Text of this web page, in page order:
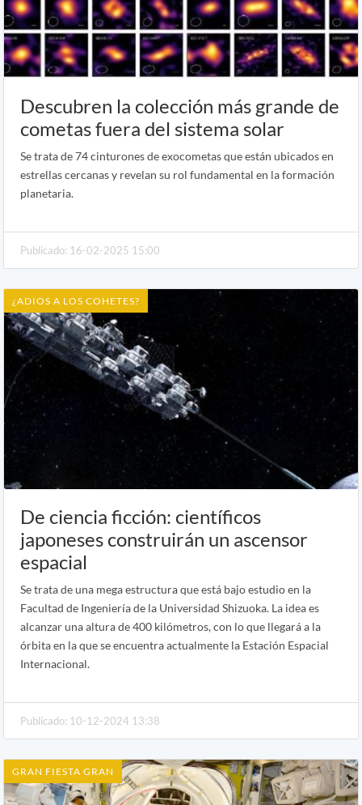
Descubren la colección más grande de
cometas fuera del sistema solar
Se trata de 74 cinturones de exocometas que están ubicados en
estrellas cercanas y revelan su rol fundamental en la formación
planetaria.
Publicado: 16-02-2025 15:00
¿ADIOS A LOS COHETES?
De ciencia ficción: científicos
japoneses construirán un ascensor
espacial
Se trata de una mega estructura que está bajo estudio en la
Facultad de Ingeniería de la Universidad Shizuoka. La idea es
alcanzar una altura de 400 kilómetros, con lo que llegará a la
órbita en la que se encuentra actualmente la Estación Espacial
Internacional.
Publicado: 10-12-2024 13:38
GRAN FIESTA GRAN